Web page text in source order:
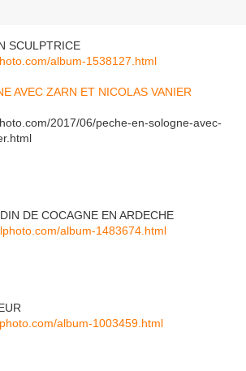
SCULPTRICE
album-1538127.html
AVEC ZARN ET NICOLAS VANIER
2017/06/peche-en-sologne-avec-
DE COCAGNE EN ARDECHE
album-1483674.html
album-1003459.html